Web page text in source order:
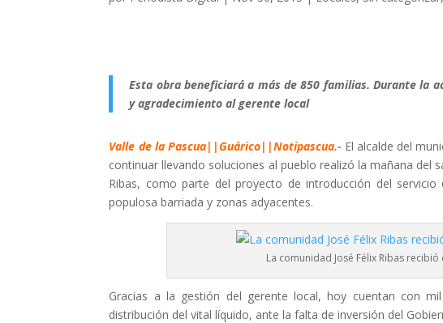
Esta obra beneficiará a más de 850 familias. Durante la
y agradecimiento al gerente local
Valle de la Pascua||Guárico||Notipascua.-El alcalde del
continuar llevando soluciones al pueblo realizó la mañana del
Ribas, como parte del proyecto de introducción del
populosa barriada y zonas adyacentes.
La comunidad José Félix Ribas
Gracias a la gestión del gerente local, hoy cuentan con
distribución del vital líquido, ante la falta de inversión del